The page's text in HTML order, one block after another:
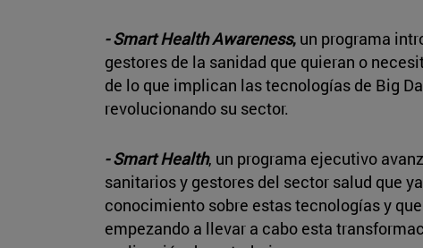
- Smart Health Awareness, un programa
gestores de la sanidad que quieran o
de lo que implican las tecnologías de Big
revolucionando su sector.
- Smart Health, un programa ejecutivo
sanitarios y gestores del sector salud que
conocimiento sobre estas tecnologías y
empezando a llevar a cabo esta